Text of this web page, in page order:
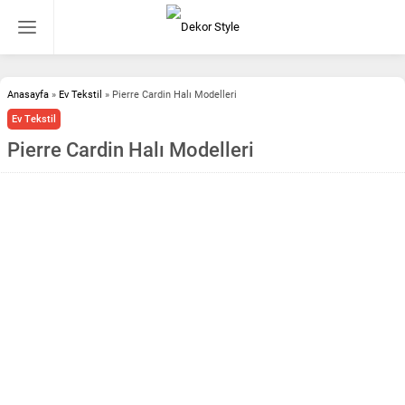
Anasayfa » Ev Tekstil » Pierre Cardin Halı Modelleri
Ev Tekstil
Pierre Cardin Halı Modelleri